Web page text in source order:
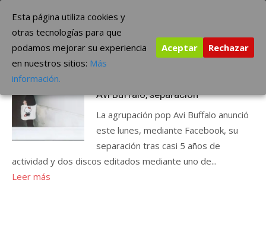
contenido
The Borderline Music
Etiqueta:Avi Buffalo
Avi Buffalo, separación
La agrupación pop Avi Buffalo anunció
este lunes, mediante Facebook, su
separación tras casi 5 años de
actividad y dos discos editados mediante uno de...
Leer más
Esta página utiliza cookies y
otras tecnologías para que
podamos mejorar su experiencia
en nuestros sitios: Más
información.
Aceptar Rechazar